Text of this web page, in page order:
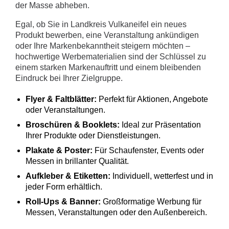
der Masse abheben.
Egal, ob Sie in Landkreis Vulkaneifel ein neues
Produkt bewerben, eine Veranstaltung ankündigen
oder Ihre Markenbekanntheit steigern möchten –
hochwertige Werbematerialien sind der Schlüssel zu
einem starken Markenauftritt und einem bleibenden
Eindruck bei Ihrer Zielgruppe.
Flyer & Faltblätter: Perfekt für Aktionen, Angebote
oder Veranstaltungen.
Broschüren & Booklets: Ideal zur Präsentation
Ihrer Produkte oder Dienstleistungen.
Plakate & Poster: Für Schaufenster, Events oder
Messen in brillanter Qualität.
Aufkleber & Etiketten: Individuell, wetterfest und in
jeder Form erhältlich.
Roll-Ups & Banner: Großformatige Werbung für
Messen, Veranstaltungen oder den Außenbereich.